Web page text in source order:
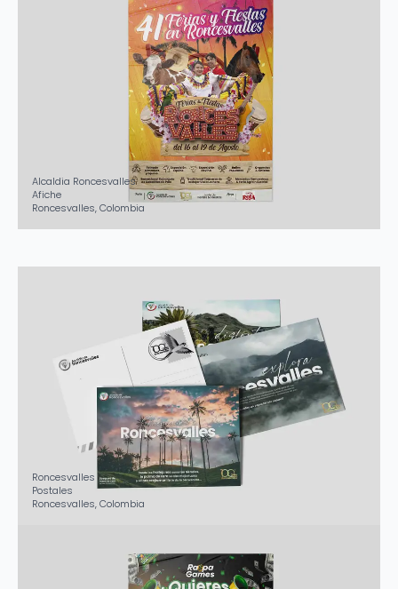
Alcaldia Roncesvalles
Afiche
Roncesvalles, Colombia
Roncesvalles
Postales
Roncesvalles, Colombia